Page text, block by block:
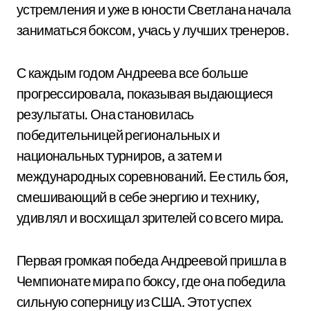
устремления и уже в юности Светлана начала
заниматься боксом, учась у лучших тренеров.
С каждым годом Андреева все больше
прогрессировала, показывая выдающиеся
результаты. Она становилась
победительницей региональных и
национальных турниров, а затем и
международных соревнований. Ее стиль боя,
смешивающий в себе энергию и технику,
удивлял и восхищал зрителей со всего мира.
Первая громкая победа Андреевой пришла в
Чемпионате мира по боксу, где она победила
сильную соперницу из США. Этот успех